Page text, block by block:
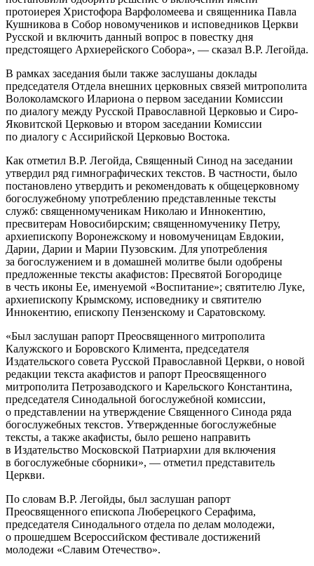
протоиерея Христофора Варфоломеева и священника Павла
Кушникова в Собор новомучеников и исповедников Церкви
Русской и включить данный вопрос в повестку дня
предстоящего Архиерейского Собора», — сказал В.Р. Легойда.
В рамках заседания были также заслушаны доклады
председателя Отдела внешних церковных связей митрополита
Волоколамского Илариона о первом заседании Комиссии
по диалогу между Русской Православной Церковью и Сиро-
Яковитской Церковью и втором заседании Комиссии
по диалогу с Ассирийской Церковью Востока.
Как отметил В.Р. Легойда, Священный Синод на заседании
утвердил ряд гимнографических текстов. В частности, было
постановлено утвердить и рекомендовать к общецерковному
богослужебному употреблению представленные тексты
служб: священномученикам Николаю и Иннокентию,
пресвитерам Новосибирским; священномученику Петру,
архиепископу Воронежскому и новомученицам Евдокии,
Дарии, Дарии и Марии Пузовским. Для употребления
за богослужением и в домашней молитве были одобрены
предложенные тексты акафистов: Пресвятой Богородице
в честь иконы Ее, именуемой «Воспитание»; святителю Луке,
архиепископу Крымскому, исповеднику и святителю
Иннокентию, епископу Пензенскому и Саратовскому.
«Был заслушан рапорт Преосвященного митрополита
Калужского и Боровского Климента, председателя
Издательского совета Русской Православной Церкви, о новой
редакции текста акафистов и рапорт Преосвященного
митрополита Петрозаводского и Карельского Константина,
председателя Синодальной богослужебной комиссии,
о представлении на утверждение Священного Синода ряда
богослужебных текстов. Утвержденные богослужебные
тексты, а также акафисты, было решено направить
в Издательство Московской Патриархии для включения
в богослужебные сборники», — отметил представитель
Церкви.
По словам В.Р. Легойды, был заслушан рапорт
Преосвященного епископа Люберецкого Серафима,
председателя Синодального отдела по делам молодежи,
о прошедшем Всероссийском фестивале достижений
молодежи «Славим Отечество».